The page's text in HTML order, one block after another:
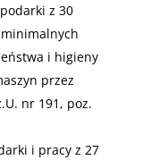
z 30
i higieny
przez
nr 191, poz.
i pracy z 27